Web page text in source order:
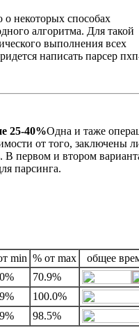
о некоторых способах
алгоритма. Для такой
выполнения всех
написать парсер
25-40%Одна и таже
от того, заключены
В первом и втором
парсинга.
min % от max
общее
70.9%
100.0%
98.5%